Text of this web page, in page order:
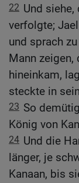
22 Und siehe,
verfolgte;
und sprach
Mann zeigen,
hineinkam,
steckte in
23 So
König von
24 Und die
länger, je
Kanaan, bis